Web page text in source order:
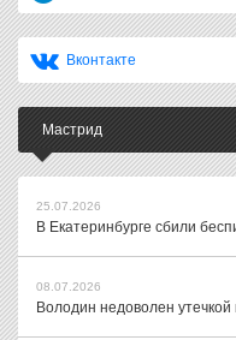
Вконтакте
Мастрид
25.07.2026
В Екатеринбурге сбили
08.07.2026
Володин недоволен